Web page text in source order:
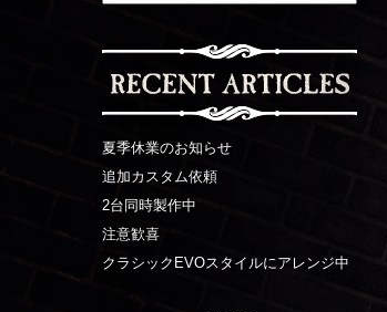
夏季休業のお知らせ
追加カスタム依頼
2台同時製作中
注意歓喜
クラシックEVOスタイルにアレンジ中